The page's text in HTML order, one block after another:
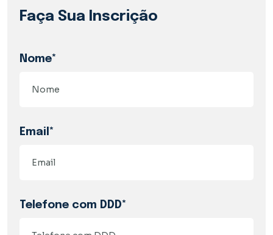
Faça Sua Inscrição
Nome*
Email*
Telefone com DDD*